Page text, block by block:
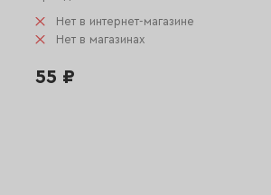
Нет в интернет-магазине
Нет в магазинах
55 ₽